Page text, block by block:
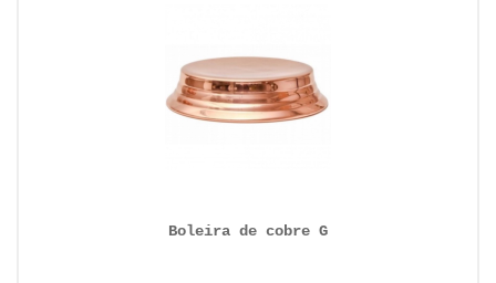
Boleira de cobre G